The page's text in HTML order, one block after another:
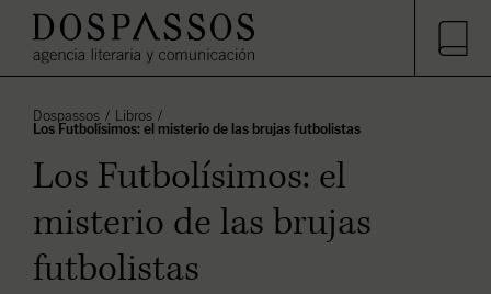
Los Futbolísimos: el misterio de las brujas futbolistas
Libros
Dospassos
Los Futbolísimos: el
misterio de las brujas
futbolistas